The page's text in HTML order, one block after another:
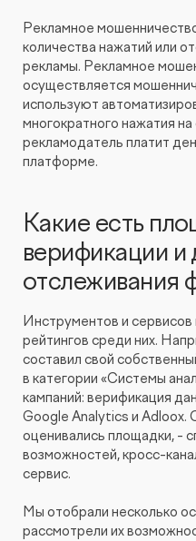
Рекламное
количества нажатий или
рекламы. Рекламное
осуществляется
используют
многократного нажатия
рекламодатель платит
платформе.
Какие есть
верификации и
отслеживания
Инструментов и сервисов
рейтингов среди них.
составил свой
в категории «Системы
кампаний: верификация
Google Analytics и Adloox.
оценивались площадки, -
возможностей, кросс-
сервис.
Мы отобрали несколько
рассмотрели их